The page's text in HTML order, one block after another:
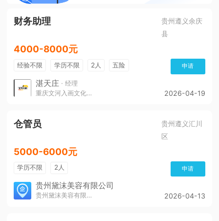
财务助理
贵州遵义余庆
县
4000-8000元
经验不限 学历不限 2人
五险
带薪年假
年终奖
年底双薪
申请
湛天庄 · 经理
重庆文河入画文化传播责任有限公司
2026-04-19
仓管员
贵州遵义汇川
区
5000-6000元
学历不限 2人 申请
贵州黛沫美容有限公司
贵州黛沫美容有限公司 2026-04-13